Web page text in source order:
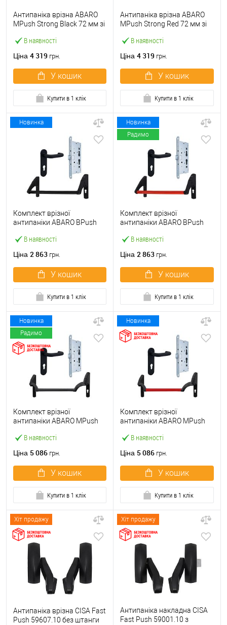
В наявності
Антипаніка врізна ABARO
МPush Strong Black 72 мм зі
Ціна 4 319 грн.
У кошик
Купити в 1 клік
В наявності
Антипаніка врізна ABARO
МPush Strong Red 72 мм зі
Ціна 4 319 грн.
У кошик
Купити в 1 клік
Новинка
В наявності
Комплект врізної
антипаніки ABARO BPush
чорний із замком та ручкою
Ціна 2 863 грн.
У кошик
Купити в 1 клік
Новинка
Радимо
В наявності
Комплект врізної
антипаніки ABARO BPush
червоний із замком та
Ціна 2 863 грн.
У кошик
Купити в 1 клік
Новинка
Радимо
В наявності
Комплект врізної
антипаніки ABARO МPush
чорний із замком та ручкою
Ціна 5 086 грн.
У кошик
Купити в 1 клік
Новинка
В наявності
Комплект врізної
антипаніки ABARO МPush
червоний із замком та
Ціна 5 086 грн.
У кошик
Купити в 1 клік
Хіт продажу
Антипаніка врізна CISA Fast
Push 59607.10 без штанги
Хіт продажу
Антипаніка накладна CISA
Fast Push 59001.10 з